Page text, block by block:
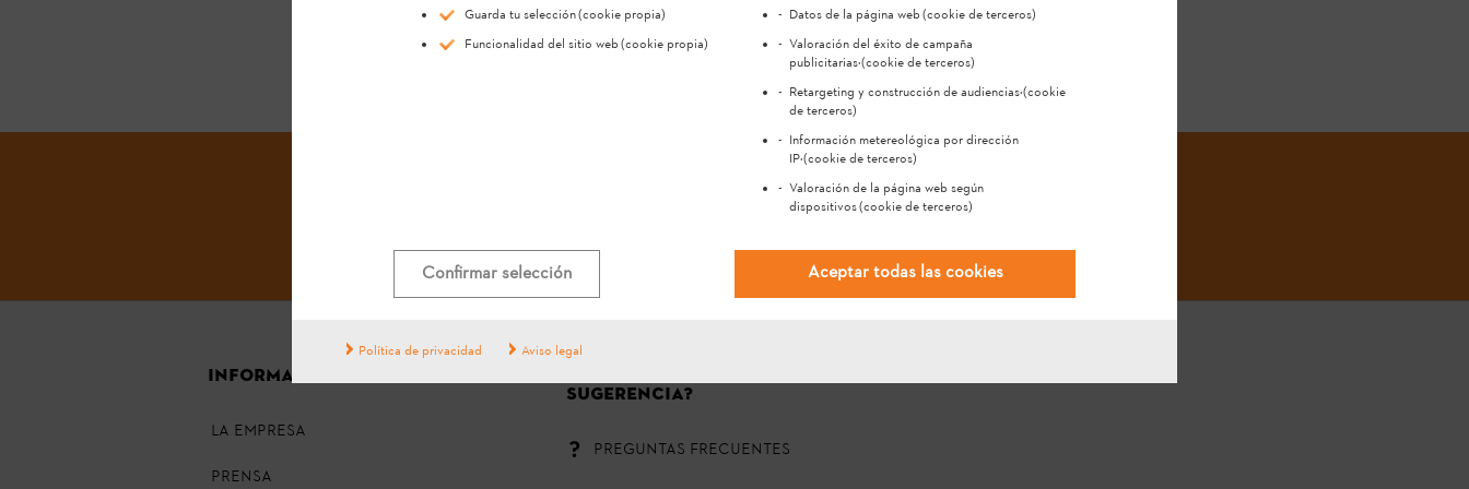
#STIHL
INFORMACIÓN GENERAL
La empresa
Prensa
sugerencia?
PREGUNTAS FRECUENTES
Guarda tu selección(cookie propia)
Funcionalidad del sitio web(cookie propia)
Datos de la página web(cookie de terceros)
Valoración del éxito de campaña
publicitarias·(cookie de terceros)
Retargeting y construcción de audiencias·(cookie
de terceros)
Información metereológica por dirección
IP·(cookie de terceros)
Valoración de la página web según
dispositivos(cookie de terceros)
Confirmar selección Aceptar todas las cookies
Política de privacidad Aviso legal